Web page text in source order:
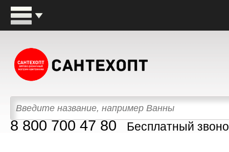
8 800 700 47 80 Бесплатный